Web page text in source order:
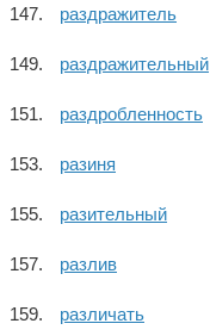
раздражитель
раздражительный
раздробленность
разиня
разительный
разлив
различать